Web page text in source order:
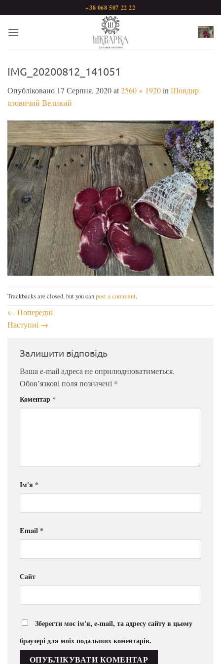
+38 068 507 22 22
IMG_20200812_141051
Опубліковано 17 Серпня, 2020at2560 × 1920in Шовдир
яловичий Великий
Trackbacks are closed, but you canpost a comment.
← Попередні
Наступні →
Залишити відповідь
Ваша e-mail адреса не оприлюднюватиметься.
Обов’язкові поля позначені *
Коментар *
Ім'я *
Email *
Сайт
Зберегти моє ім'я, e-mail, та адресу сайту в цьому
браузері для моїх подальших коментарів.